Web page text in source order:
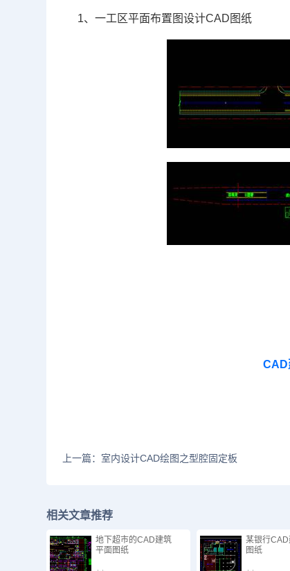
1、一工区平面布置图设计CAD图纸
CAD
上一篇：室内设计CAD绘图之型腔固定板
相关文章推荐
地下超市的CAD建筑
平面图纸
某银行
图纸